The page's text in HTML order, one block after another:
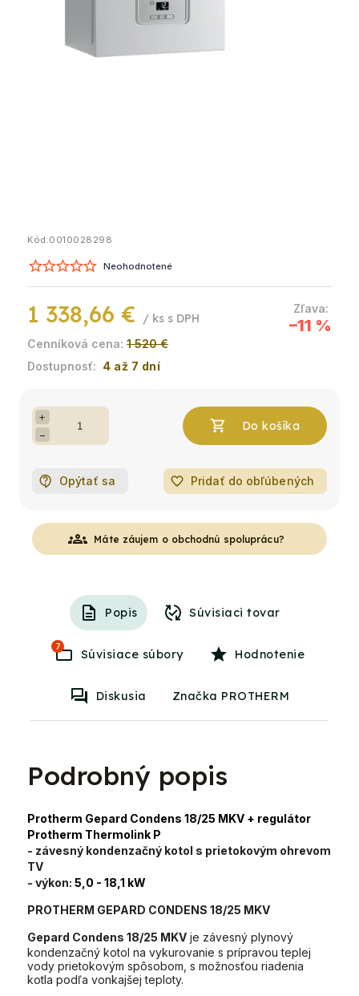
Kód:0010028298
Neohodnotené
1 520 €
–11 %
1 338,66 € / ks
4 až 7 dní
+
−
Opýtať sa favorite_border Pridať do obľúbených
groups Máte záujem o obchodnú spoluprácu?
Popis Súvisiaci tovar
7
Súvisiace súbory Hodnotenie
Diskusia Značka PROTHERM
Podrobný popis
Protherm Gepard Condens 18/25 MKV + regulátor
Protherm Thermolink P
- závesný kondenzačný kotol s prietokovým ohrevom
TV
- výkon: 5,0 - 18,1 kW
PROTHERM GEPARD CONDENS 18/25 MKV
Gepard Condens 18/25 MKV je závesný plynový
kondenzačný kotol na vykurovanie s prípravou teplej
vody prietokovým spôsobom, s možnosťou riadenia
kotla podľa vonkajšej teploty.